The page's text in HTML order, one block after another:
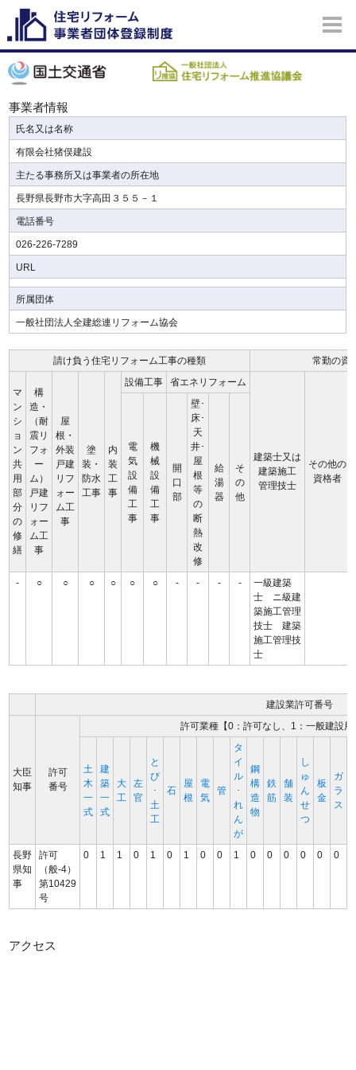
事業者情報
氏名又は名称
有限会社猪俣建設
主たる事務所又は事業者の所在地
長野県長野市大字高田３５５－１
電話番号
026-226-7289
URL
所属団体
一般社団法人全建総連リフォーム協会
請け負う住宅リフォーム工事の種類 常勤の資
マ
ン
シ
ョ
ン
共
用
部
分
の
修
繕
構
造・
（耐
震リ
フォ
ー
ム）
戸建
リフ
ォー
ム工
事
屋
根・
外装
戸建
リフ
ォー
ム工
事
塗
装・
防水
工事
内
装
工
事
設備工事 省エネリフォーム
建築士又は
建築施工
管理技士
その他の
資格者
電
気
設
備
工
事
機
械
設
備
工
事
開
口
部
壁･
床･
天
井･
屋
根
等
の
断
熱
改
修
給
湯
器
そ
の
他
- ○ ○ ○ ○ ○ ○ - - - -
一級建築
士 ニ級建
築施工管理
技士 建築
施工管理技
士
建設業許可番号
大臣
知事
許可
番号
許可業種【0：許可なし、1：一般建設
土
木
一
式
建
築
一
式
大
工
左
官
と
び
･
土
工
石
屋
根
電
気
管
タ
イ
ル
･
れ
ん
が
鋼
構
造
物
鉄
筋
舗
装
し
ゅ
ん
せ
つ
板
金
ガ
ラ
ス
長野
県知
事
許可
（般-4）
第10429
号
0 1 1 0 1 0 1 0 0 1 0 0 0 0 0 0
アクセス